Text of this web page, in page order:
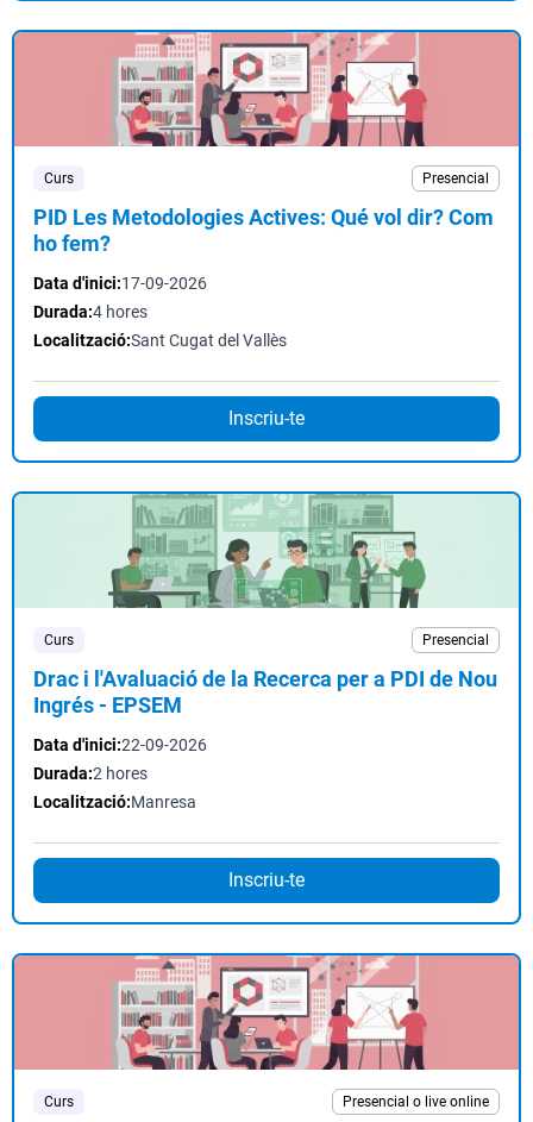
Curs Presencial
PID Les Metodologies Actives: Qué vol dir? Com
ho fem?
Data d'inici:17-09-2026
Durada:4 hores
Localització:Sant Cugat del Vallès
Inscriu-te
Curs Presencial
Drac i l'Avaluació de la Recerca per a PDI de Nou
Ingrés - EPSEM
Data d'inici:22-09-2026
Durada:2 hores
Localització:Manresa
Inscriu-te
Curs Presencial o live online